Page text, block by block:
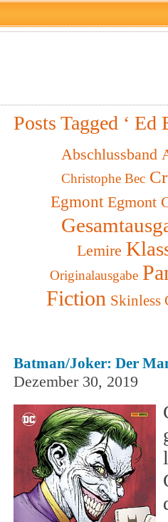
Posts Tagged ‘ Ed
Abschlussband
Christophe Bec
Egmont Egmont
Lemire
Originalausgabe
Fiction Skinless
Batman/Joker: Der
Dezember 30, 2019